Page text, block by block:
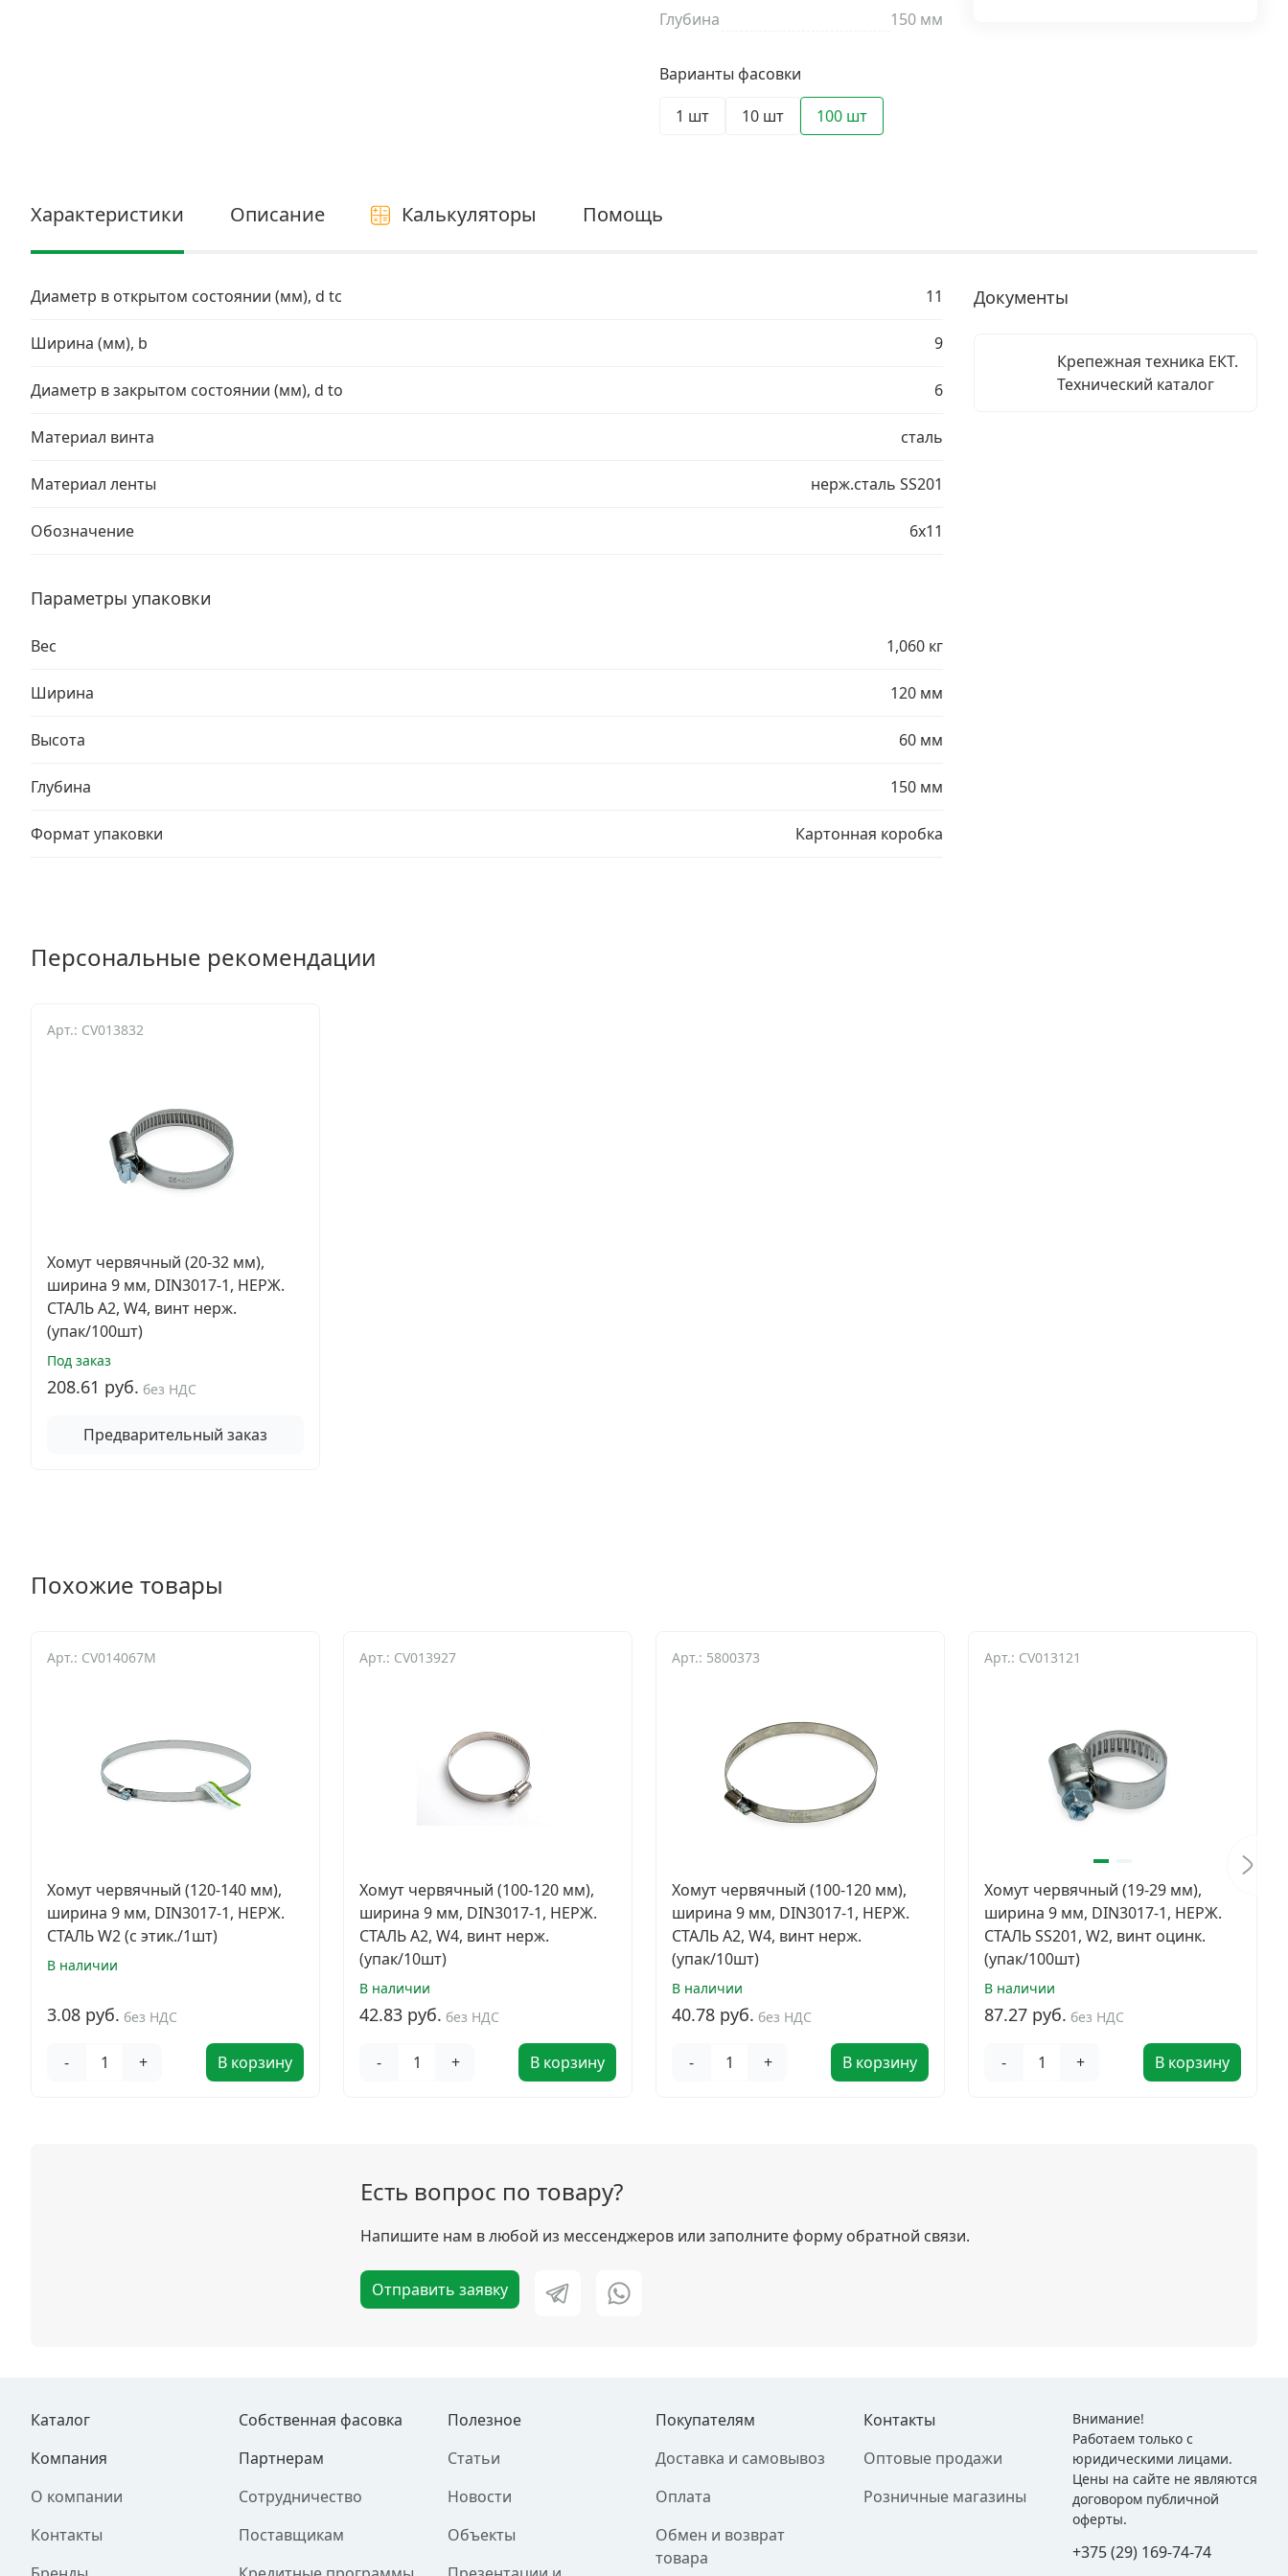
Глубина
150 мм
Варианты фасовки
1 шт
10 шт 100 шт
Характеристики Описание Калькуляторы Помощь
Диаметр в открытом состоянии (мм), d tc 11
Ширина (мм), b 9
Диаметр в закрытом состоянии (мм), d to 6
Материал винта сталь
Материал ленты нерж.сталь SS201
Обозначение 6х11
Параметры упаковки
Вес 1,060 кг
Ширина 120 мм
Высота 60 мм
Глубина 150 мм
Формат упаковки Картонная коробка
Документы
Крепежная техника ЕКТ.
Технический каталог
Персональные рекомендации
Арт.: CV013832
Хомут червячный (20-32 мм),
ширина 9 мм, DIN3017-1, НЕРЖ.
СТАЛЬ A2, W4, винт нерж.
(упак/100шт)
Под заказ
208.61 руб. без НДС
Предварительный заказ
Похожие товары
Арт.: CV014067M
Хомут червячный (120-140 мм),
ширина 9 мм, DIN3017-1, НЕРЖ.
СТАЛЬ W2 (с этик./1шт)
В наличии
3.08 руб. без НДС
- + В корзину
Арт.: CV013927
Хомут червячный (100-120 мм),
ширина 9 мм, DIN3017-1, НЕРЖ.
СТАЛЬ A2, W4, винт нерж.
(упак/10шт)
В наличии
42.83 руб. без НДС
- + В корзину
Арт.: 5800373
Хомут червячный (100-120 мм),
ширина 9 мм, DIN3017-1, НЕРЖ.
СТАЛЬ A2, W4, винт нерж.
(упак/10шт)
В наличии
40.78 руб. без НДС
- + В корзину
Арт.: CV013121
Хомут червячный (19-29 мм),
ширина 9 мм, DIN3017-1, НЕРЖ.
СТАЛЬ SS201, W2, винт оцинк.
(упак/100шт)
В наличии
87.27 руб. без НДС
- + В корзину
Есть вопрос по товару?
Напишите нам в любой из мессенджеров или заполните форму обратной связи.
Отправить заявку
Каталог
Компания
О компании
Контакты
Собственная фасовка
Партнерам
Сотрудничество
Поставщикам
Полезное
Статьи
Новости
Объекты
Покупателям
Доставка и самовывоз
Оплата
Обмен и возврат
товара
Контакты
Оптовые продажи
Розничные магазины
Внимание!
Работаем только с
юридическими лицами.
Цены на сайте не являются
договором публичной
оферты.
+375 (29) 169-74-74